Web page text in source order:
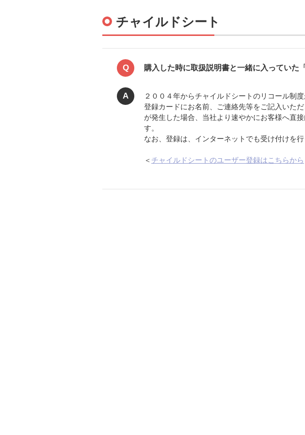
チャイルドシート
Q 購入した時に取扱説明書と一緒に入っていた
A
２００４年からチャイルドシートのリコール制度
登録カードにお名前、ご連絡先等をご記入いた
が発生した場合、当社より速やかにお客様へ直
す。
なお、登録は、インターネットでも受け付けを行
＜チャイルドシートのユーザー登録はこちらから